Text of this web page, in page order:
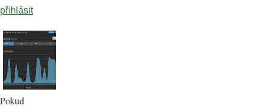
přihlásit
Pokud